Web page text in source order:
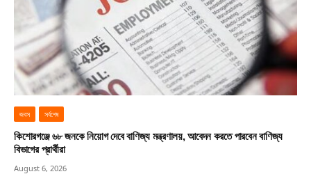
জবস সর্বশেষ
কিশোরগঞ্জে ৬৮ জনকে নিয়োগ দেবে বাণিজ্য মন্ত্রণালয়, আবেদন করতে পারবেন বাণিজ্য
বিভাগের প্রার্থীরা
August 6, 2026